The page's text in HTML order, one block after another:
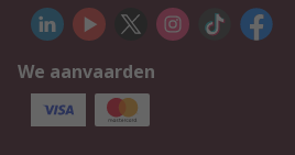
We aanvaarden